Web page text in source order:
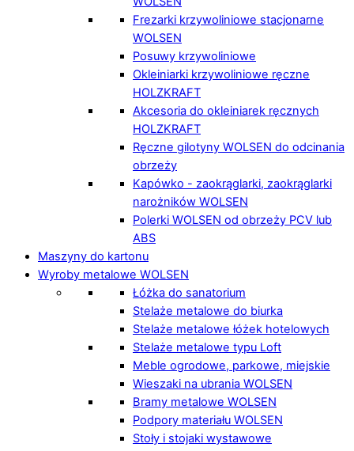
Frezarki krzywoliniowe stacjonarne
WOLSEN
Posuwy krzywoliniowe
Okleiniarki krzywoliniowe ręczne
HOLZKRAFT
Akcesoria do okleiniarek ręcznych
HOLZKRAFT
Ręczne gilotyny WOLSEN do odcinania
obrzeży
Kapówko - zaokrąglarki, zaokrąglarki
narożników WOLSEN
Polerki WOLSEN od obrzeży PCV lub
ABS
Maszyny do kartonu
Wyroby metalowe WOLSEN
Łóżka do sanatorium
Stelaże metalowe do biurka
Stelaże metalowe łóżek hotelowych
Stelaże metalowe typu Loft
Meble ogrodowe, parkowe, miejskie
Wieszaki na ubrania WOLSEN
Bramy metalowe WOLSEN
Podpory materiału WOLSEN
Stoły i stojaki wystawowe